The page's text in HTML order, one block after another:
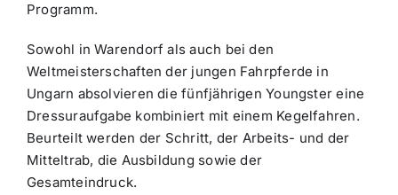
Programm.
Sowohl in Warendorf als auch bei den
Weltmeisterschaften der jungen Fahrpferde in
Ungarn absolvieren die fünfjährigen Youngster eine
Dressuraufgabe kombiniert mit einem Kegelfahren.
Beurteilt werden der Schritt, der Arbeits- und der
Mitteltrab, die Ausbildung sowie der
Gesamteindruck.